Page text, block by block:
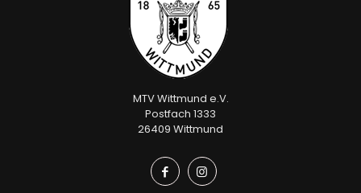
MTV Wittmund e.V.
Postfach 1333
26409 Wittmund